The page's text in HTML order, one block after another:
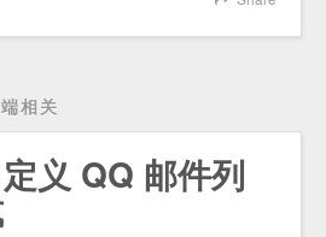
相关
义 QQ 邮件列